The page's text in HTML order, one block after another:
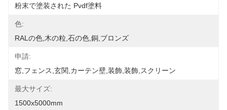
粉末で塗装された Pvdf塗料
色:
RALの色,木の粒,石の色,銅,ブロンズ
申請:
窓,フェンス,玄関,カーテン壁,装飾,装飾,スクリーン
最大サイズ:
1500x5000mm